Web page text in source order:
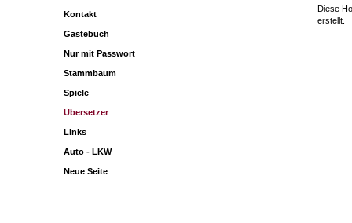
Diese
erstellt.
Kontakt
Gästebuch
Nur mit Passwort
Stammbaum
Spiele
Übersetzer
Links
Auto - LKW
Neue Seite